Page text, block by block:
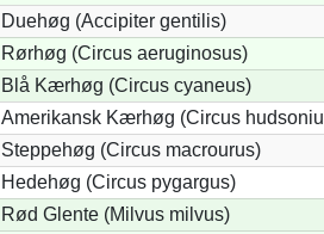
Duehøg (Accipiter gentilis)
Rørhøg (Circus aeruginosus)
Blå Kærhøg (Circus cyaneus)
Amerikansk Kærhøg (Circus
Steppehøg (Circus macrourus)
Hedehøg (Circus pygargus)
Rød Glente (Milvus milvus)